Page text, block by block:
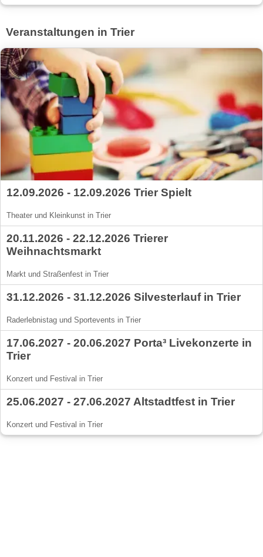
Veranstaltungen in Trier
12.09.2026 - 12.09.2026 Trier Spielt
Theater und Kleinkunst in Trier
20.11.2026 - 22.12.2026 Trierer
Weihnachtsmarkt
Markt und Straßenfest in Trier
31.12.2026 - 31.12.2026 Silvesterlauf in Trier
Raderlebnistag und Sportevents in Trier
17.06.2027 - 20.06.2027 Porta³ Livekonzerte in
Trier
Konzert und Festival in Trier
25.06.2027 - 27.06.2027 Altstadtfest in Trier
Konzert und Festival in Trier